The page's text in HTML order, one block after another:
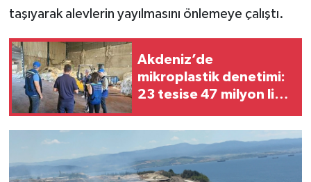
taşıyarak alevlerin yayılmasını önlemeye çalıştı.
Akdeniz’de
mikroplastik denetimi:
23 tesise 47 milyon lira